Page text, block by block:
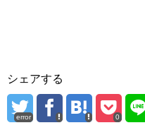
シェアする
error 0